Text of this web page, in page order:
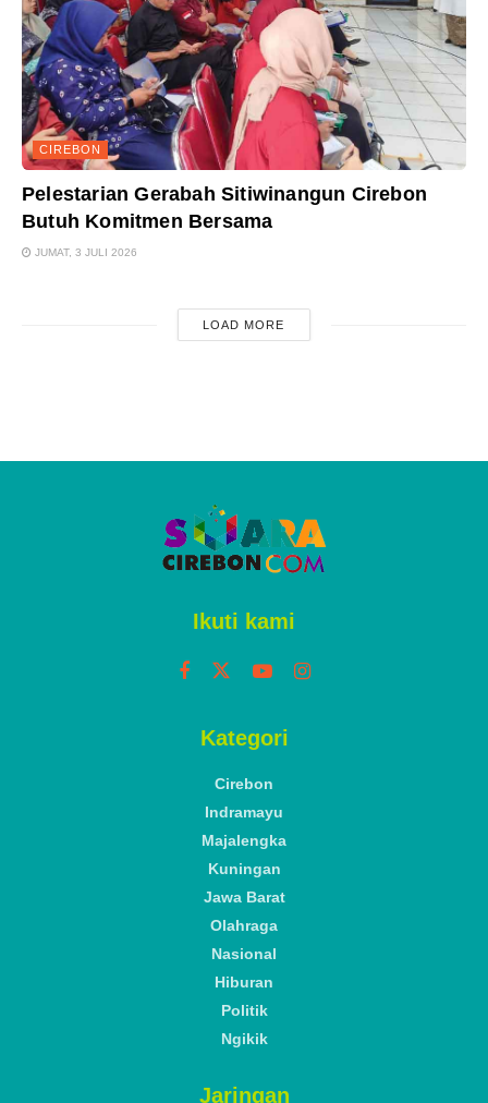
CIREBON
Pelestarian Gerabah Sitiwinangun Cirebon
Butuh Komitmen Bersama
JUMAT, 3 JULI 2026
LOAD MORE
Ikuti kami
Kategori
Cirebon
Indramayu
Majalengka
Kuningan
Jawa Barat
Olahraga
Nasional
Hiburan
Politik
Ngikik
Jaringan